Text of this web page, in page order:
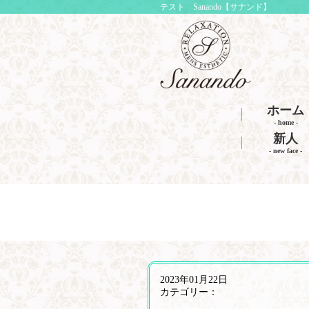
テスト Sanando【サナンド】
ホーム
- home -
新人
- new face -
2023年01月22日
カテゴリー：